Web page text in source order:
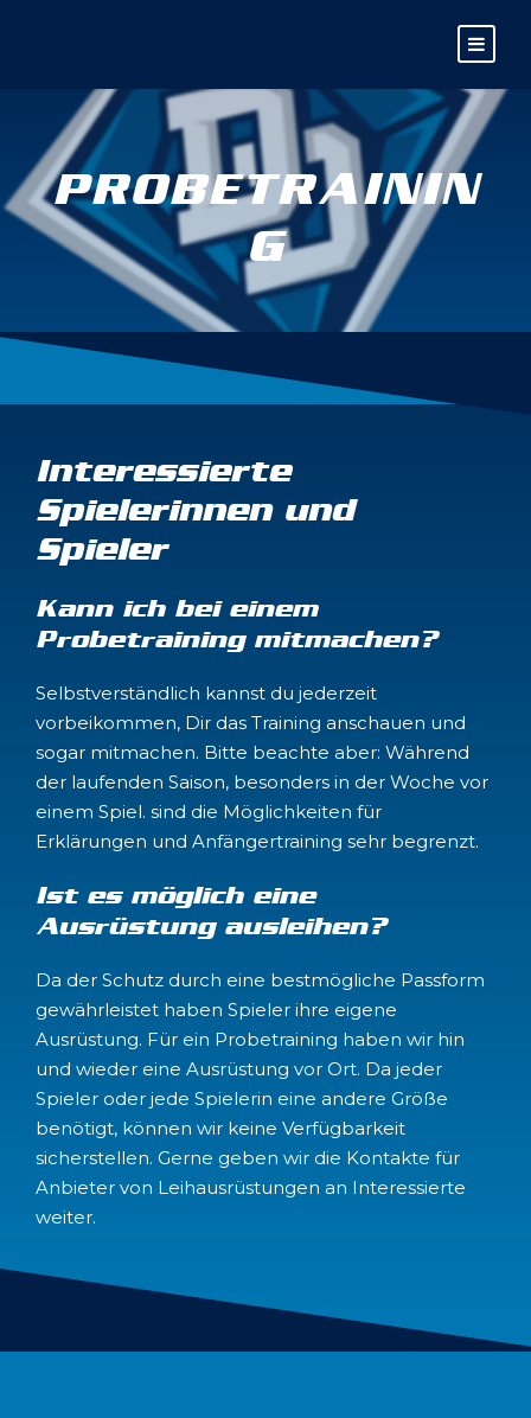
PROBETRAININ
G
Interessierte
Spielerinnen und
Spieler
Kann ich bei einem
Probetraining mitmachen?
Selbstverständlich kannst du jederzeit
vorbeikommen, Dir das Training anschauen und
sogar mitmachen. Bitte beachte aber: Während
der laufenden Saison, besonders in der Woche vor
einem Spiel. sind die Möglichkeiten für
Erklärungen und Anfängertraining sehr begrenzt.
Ist es möglich eine
Ausrüstung ausleihen?
Da der Schutz durch eine bestmögliche Passform
gewährleistet haben Spieler ihre eigene
Ausrüstung. Für ein Probetraining haben wir hin
und wieder eine Ausrüstung vor Ort. Da jeder
Spieler oder jede Spielerin eine andere Größe
benötigt, können wir keine Verfügbarkeit
sicherstellen. Gerne geben wir die Kontakte für
Anbieter von Leihausrüstungen an Interessierte
weiter.